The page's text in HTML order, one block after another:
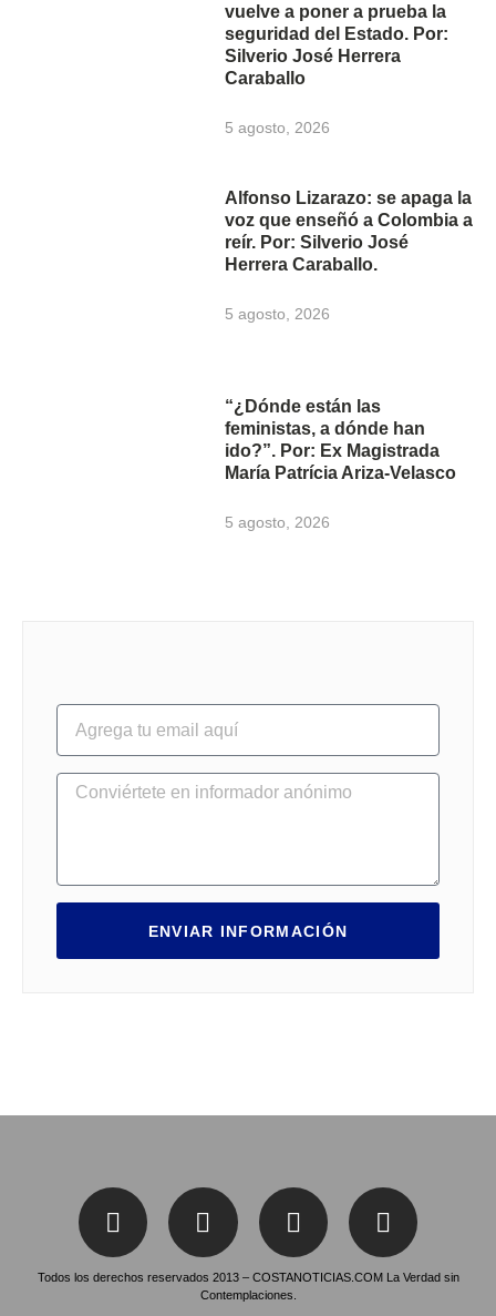
vuelve a poner a prueba la
seguridad del Estado. Por:
Silverio José Herrera
Caraballo
5 agosto, 2026
Alfonso Lizarazo: se apaga la
voz que enseñó a Colombia a
reír. Por: Silverio José
Herrera Caraballo.
5 agosto, 2026
“¿Dónde están las
feministas, a dónde han
ido?”. Por: Ex Magistrada
María Patrícia Ariza-Velasco
5 agosto, 2026
ENVIAR INFORMACIÓN
Todos los derechos reservados 2013 – COSTANOTICIAS.COM La Verdad sin
Contemplaciones.